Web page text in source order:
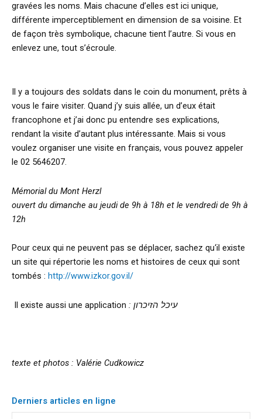
gravées les noms. Mais chacune d’elles est ici unique,
différente imperceptiblement en dimension de sa voisine. Et
de façon très symbolique, chacune tient l’autre. Si vous en
enlevez une, tout s’écroule.
Il y a toujours des soldats dans le coin du monument, prêts à
vous le faire visiter. Quand j’y suis allée, un d’eux était
francophone et j’ai donc pu entendre ses explications,
rendant la visite d’autant plus intéressante. Mais si vous
voulez organiser une visite en français, vous pouvez appeler
le 02 5646207.
Mémorial du Mont Herzl
ouvert du dimanche au jeudi de 9h à 18h et le vendredi de 9h à
12h
Pour ceux qui ne peuvent pas se déplacer, sachez qu‘il existe
un site qui répertorie les noms et histoires de ceux qui sont
tombés : http://www.izkor.gov.il/
Il existe aussi une application : עיכל הזיכרון
texte et photos : Valérie Cudkowicz
Derniers articles en ligne